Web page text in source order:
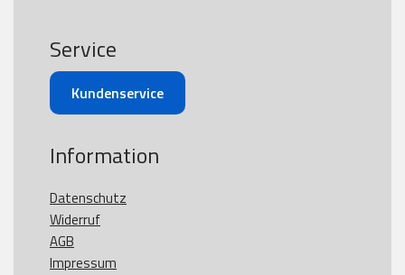
Service
Kundenservice
Information
Datenschutz
Widerruf
AGB
Impressum